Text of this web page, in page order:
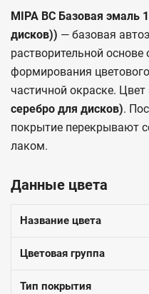
MIPA BC Базовая эмаль
дисков)) — базовая
растворительной
формирования
частичной окраске. Цвет
серебро для дисков).
покрытие перекрывают
лаком.
Данные цвета
Название цвета
Цветовая группа
Тип покрытия